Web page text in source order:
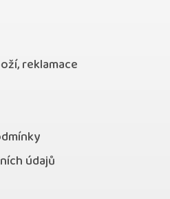
reklamace
údajů